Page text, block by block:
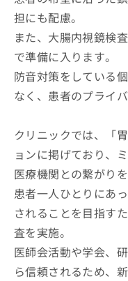
担にも配慮。
また、大腸内視鏡検
で準備に入ります。
防音対策をしている
なく、患者のプライ
クリニックでは、「
ョンに掲げており、
医療機関との繋がり
患者一人ひとりにあ
されることを目指す
査を実施。
医師会活動や学会、
ら信頼されるため、